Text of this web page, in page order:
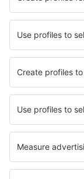
Cele mai bune
Cazare în Insula
Cazare în San
Cazare în Matala